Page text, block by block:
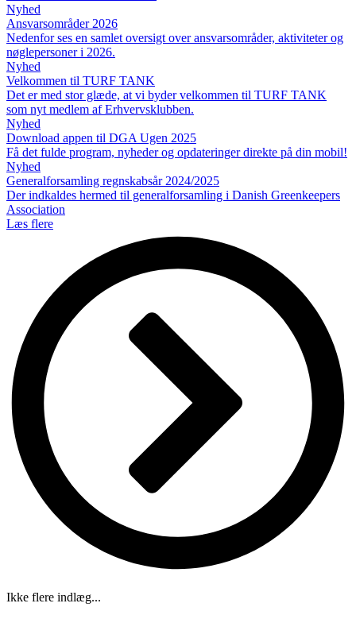
Nyhed
Ansvarsområder 2026
Nedenfor ses en samlet oversigt over ansvarsområder, aktiviteter og
nøglepersoner i 2026.
Nyhed
Velkommen til TURF TANK
Det er med stor glæde, at vi byder velkommen til TURF TANK
som nyt medlem af Erhvervsklubben.
Nyhed
Download appen til DGA Ugen 2025
Få det fulde program, nyheder og opdateringer direkte på din mobil!
Nyhed
Generalforsamling regnskabsår 2024/2025
Der indkaldes hermed til generalforsamling i Danish Greenkeepers
Association
Læs flere
Ikke flere indlæg...